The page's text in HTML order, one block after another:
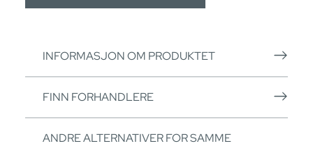
INFORMASJON OM PRODUKTET
FINN FORHANDLERE
ANDRE ALTERNATIVER FOR SAMME